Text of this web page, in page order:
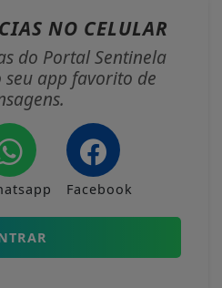
NO CELULAR
do Portal Sentinela
app favorito de
Facebook